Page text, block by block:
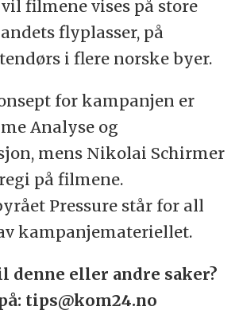
filmene vises på store
flyplasser, på
i flere norske byer.
for kampanjen er
Analyse og
mens Nikolai Schirmer
på filmene.
Pressure står for all
kampanjemateriellet.
denne eller andre saker?
tips@kom24.no